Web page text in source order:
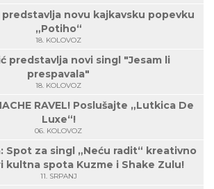
novu kajkavsku popevku
„Potiho“
18. KOLOVOZ
predstavlja novi singl "Jesam li
prespavala"
18. KOLOVOZ
RAVEL! Poslušajte „Lutkica De
Luxe“!
06. KOLOVOZ
Spot za singl „Neću radit“ kreativno
kultna spota Kuzme i Shake Zulu!
11. SRPANJ